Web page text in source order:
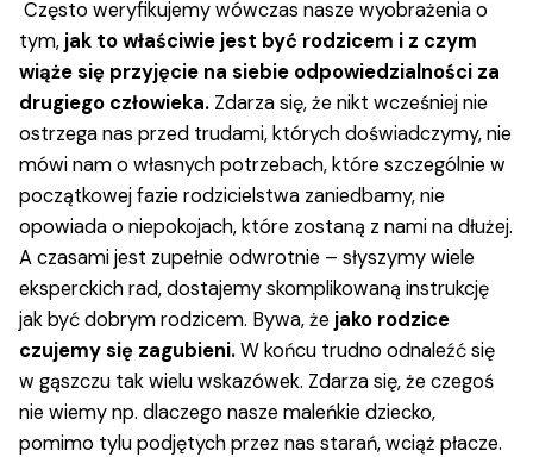
Często weryfikujemy wówczas nasze wyobrażenia o
tym, jak to właściwie jest być rodzicem i z czym
wiąże się przyjęcie na siebie odpowiedzialności za
drugiego człowieka. Zdarza się, że nikt wcześniej nie
ostrzega nas przed trudami, których doświadczymy, nie
mówi nam o własnych potrzebach, które szczególnie w
początkowej fazie rodzicielstwa zaniedbamy, nie
opowiada o niepokojach, które zostaną z nami na dłużej.
A czasami jest zupełnie odwrotnie – słyszymy wiele
eksperckich rad, dostajemy skomplikowaną instrukcję
jak być dobrym rodzicem. Bywa, że jako rodzice
czujemy się zagubieni.W końcu trudno odnaleźć się
w gąszczu tak wielu wskazówek. Zdarza się, że czegoś
nie wiemy np. dlaczego nasze maleńkie dziecko,
pomimo tylu podjętych przez nas starań, wciąż płacze.